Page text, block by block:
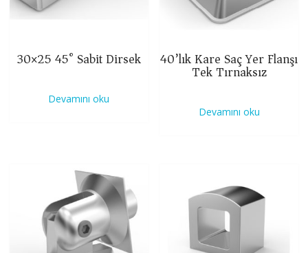
30×25 45° Sabit Dirsek
Devamını oku
40’lık Kare Saç Yer Flanşı
Tek Tırnaksız
Devamını oku